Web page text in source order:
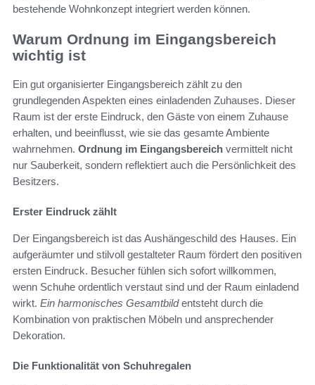
bestehende Wohnkonzept integriert werden können.
Warum Ordnung im Eingangsbereich
wichtig ist
Ein gut organisierter Eingangsbereich zählt zu den
grundlegenden Aspekten eines einladenden Zuhauses. Dieser
Raum ist der erste Eindruck, den Gäste von einem Zuhause
erhalten, und beeinflusst, wie sie das gesamte Ambiente
wahrnehmen. Ordnung im Eingangsbereich vermittelt nicht
nur Sauberkeit, sondern reflektiert auch die Persönlichkeit des
Besitzers.
Erster Eindruck zählt
Der Eingangsbereich ist das Aushängeschild des Hauses. Ein
aufgeräumter und stilvoll gestalteter Raum fördert den positiven
ersten Eindruck. Besucher fühlen sich sofort willkommen,
wenn Schuhe ordentlich verstaut sind und der Raum einladend
wirkt. Ein harmonisches Gesamtbildentsteht durch die
Kombination von praktischen Möbeln und ansprechender
Dekoration.
Die Funktionalität von Schuhregalen